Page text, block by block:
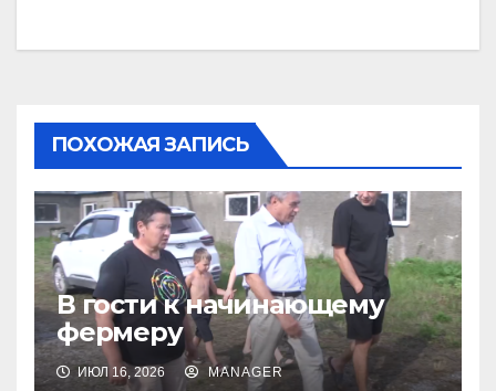
ПОХОЖАЯ ЗАПИСЬ
В гости к начинающему
фермеру
ИЮЛ 16, 2026 MANAGER